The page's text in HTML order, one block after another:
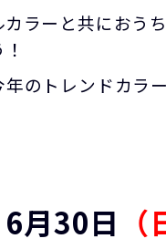
カラーと共におう
のトレンドカラ
月30日 （